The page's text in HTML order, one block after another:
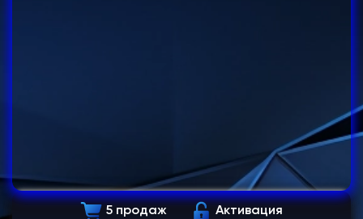
5 продаж Активация